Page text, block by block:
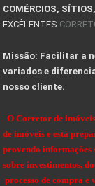
PLANTAS DE
10 Dicas de
VALE A PENA
Dicas de
SENSACIONAIS
DICAS PARA
COMÉRCIOS,
EXCÊLENTES
Missão: Facilitar a
variados e
nosso cliente.
O Corretor de
de imóveis e está
provendo informações
sobre investimentos,
processo de compra